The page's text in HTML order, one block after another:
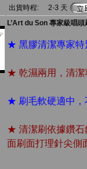
出貨時程:
2-3 天
L’Art du Son 專家級唱頭
★ 黑膠清潔專家特
★ 乾濕兩用，清潔
★ 刷毛軟硬適中，
★ 清潔刷依據鑽石
面刷面打理針尖側